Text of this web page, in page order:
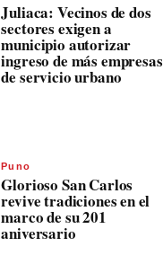
Juliaca: Vecinos de dos
sectores exigen a
municipio autorizar
ingreso de más empresas
de servicio urbano
Puno
Glorioso San Carlos
revive tradiciones en el
marco de su 201
aniversario